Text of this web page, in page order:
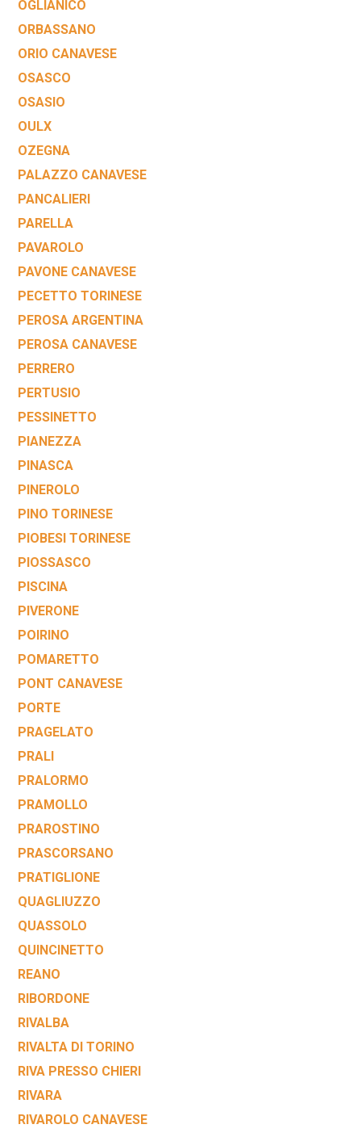
OGLIANICO
ORBASSANO
ORIO CANAVESE
OSASCO
OSASIO
OULX
OZEGNA
PALAZZO CANAVESE
PANCALIERI
PARELLA
PAVAROLO
PAVONE CANAVESE
PECETTO TORINESE
PEROSA ARGENTINA
PEROSA CANAVESE
PERRERO
PERTUSIO
PESSINETTO
PIANEZZA
PINASCA
PINEROLO
PINO TORINESE
PIOBESI TORINESE
PIOSSASCO
PISCINA
PIVERONE
POIRINO
POMARETTO
PONT CANAVESE
PORTE
PRAGELATO
PRALI
PRALORMO
PRAMOLLO
PRAROSTINO
PRASCORSANO
PRATIGLIONE
QUAGLIUZZO
QUASSOLO
QUINCINETTO
REANO
RIBORDONE
RIVALBA
RIVALTA DI TORINO
RIVA PRESSO CHIERI
RIVARA
RIVAROLO CANAVESE